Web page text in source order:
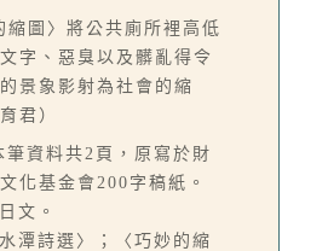
縮圖〉將公共廁所裡高低
字、惡臭以及髒亂得令
景象影射為社會的縮
君）
筆資料共2頁，原寫於財
化基金會200字稿紙。
文。
潭詩選〉；〈巧妙的縮